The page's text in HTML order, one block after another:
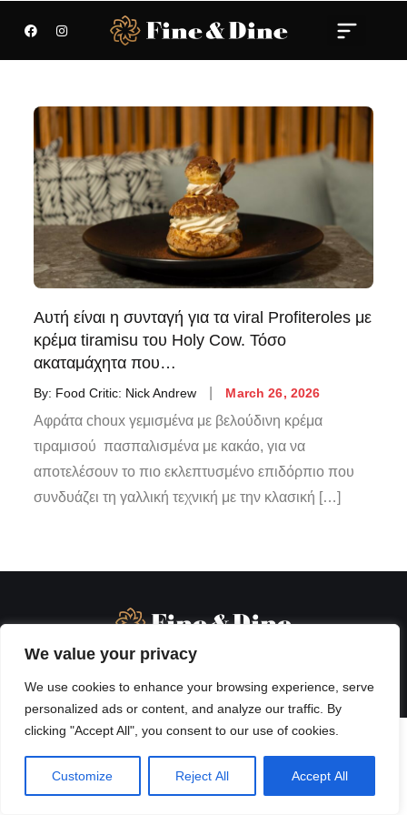
We value your privacy
We use cookies to enhance your browsing experience, serve
personalized ads or content, and analyze our traffic. By
clicking "Accept All", you consent to our use of cookies.
Customize Reject All Accept All
Αυτή είναι η συνταγή για τα viral Profiteroles με
κρέμα tiramisu του Holy Cow. Τόσο
ακαταμάχητα που…
By: Food Critic: Nick Andrew March 26, 2026
Αφράτα choux γεμισμένα με βελούδινη κρέμα
τιραμισού πασπαλισμένα με κακάο, για να
αποτελέσουν το πιο εκλεπτυσμένο επιδόρπιο που
συνδυάζει τη γαλλική τεχνική με την κλασική […]